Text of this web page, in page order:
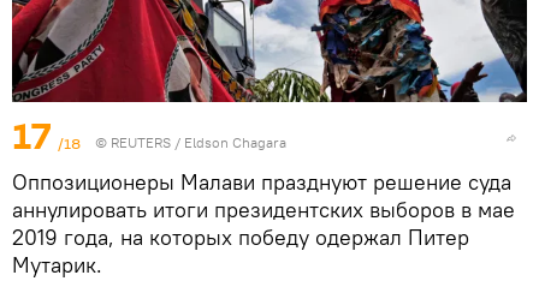
17 /18 © REUTERS / Eldson Chagara
Оппозиционеры Малави празднуют решение суда
аннулировать итоги президентских выборов в мае
2019 года, на которых победу одержал Питер
Мутарик.